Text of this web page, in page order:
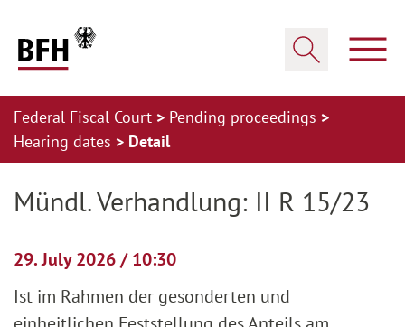
Federal Fiscal Court
Pending proceedings
Hearing dates
Detail
Mündl. Verhandlung: II R 15/23
29. July 2026 / 10:30
Ist im Rahmen der gesonderten und